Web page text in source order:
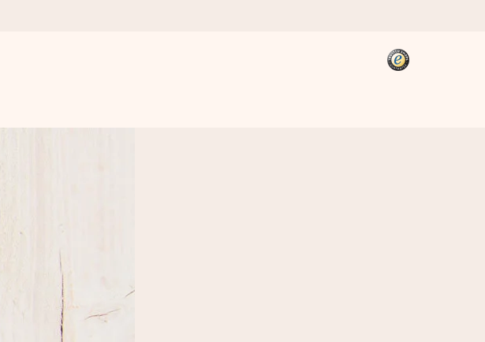
überreichen kannst, wenn es am meisten
in die wir versenden).